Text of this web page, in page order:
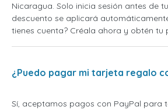
Nicaragua. Solo inicia sesión antes de
descuento se aplicará
tienes cuenta? Créala ahora y obtén tu
¿Puedo pagar mi tarjeta regalo
Sí, aceptamos pagos con PayPal para